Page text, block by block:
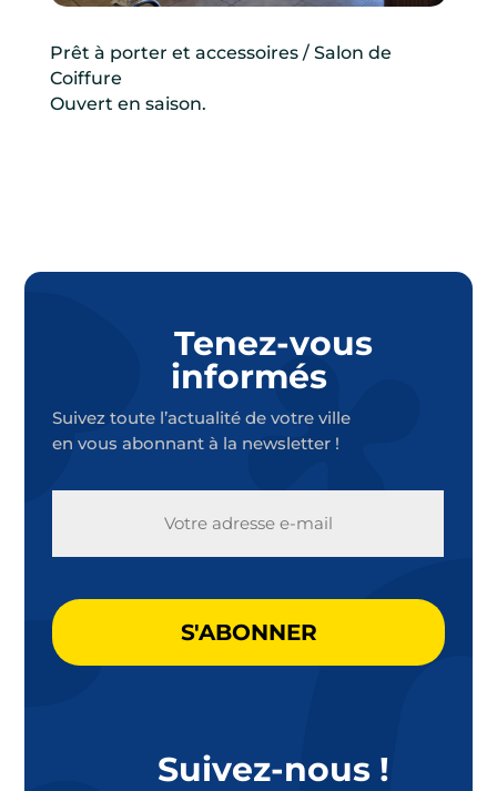
Prêt à porter et accessoires / Salon de
Coiffure
Ouvert en saison.
Tenez-vous
informés
Suivez toute l’actualité de votre ville
en vous abonnant à la newsletter !
Suivez-nous !